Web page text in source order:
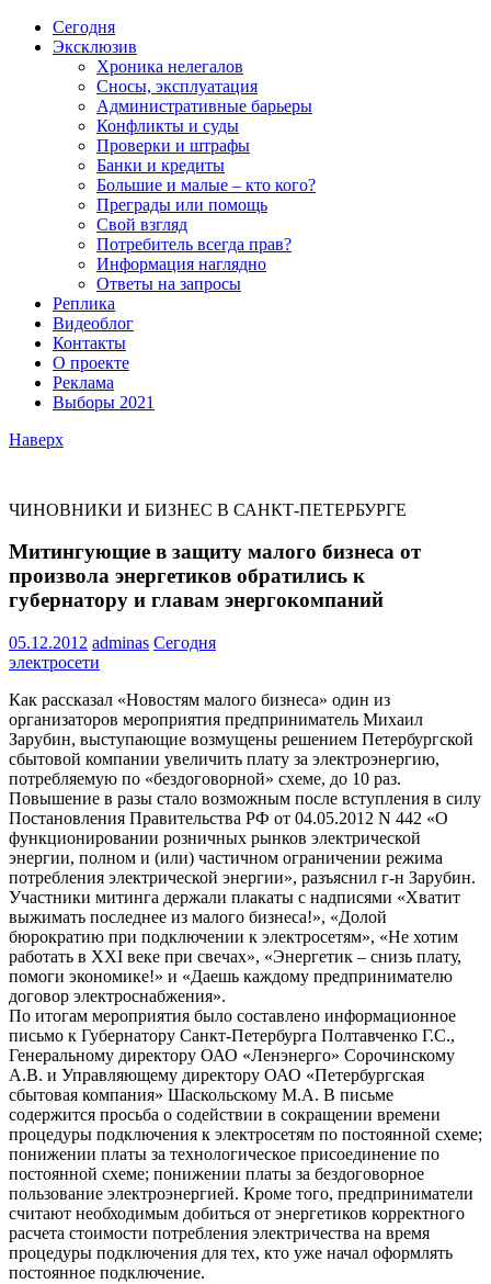
Сегодня
Эксклюзив
Хроника нелегалов
Сносы, эксплуатация
Административные барьеры
Конфликты и суды
Проверки и штрафы
Банки и кредиты
Большие и малые – кто кого?
Преграды или помощь
Свой взгляд
Потребитель всегда прав?
Информация наглядно
Ответы на запросы
Реплика
Видеоблог
Контакты
О проекте
Реклама
Выборы 2021
Наверх
ЧИНОВНИКИ И БИЗНЕС В САНКТ-ПЕТЕРБУРГЕ
Митингующие в защиту малого бизнеса от
произвола энергетиков обратились к
губернатору и главам энергокомпаний
05.12.2012 adminas Сегодня
электросети
Как рассказал «Новостям малого бизнеса» один из
организаторов мероприятия предприниматель Михаил
Зарубин, выступающие возмущены решением Петербургской
сбытовой компании увеличить плату за электроэнергию,
потребляемую по «бездоговорной» схеме, до 10 раз.
Повышение в разы стало возможным после вступления в силу
Постановления Правительства РФ от 04.05.2012 N 442 «О
функционировании розничных рынков электрической
энергии, полном и (или) частичном ограничении режима
потребления электрической энергии», разъяснил г-н Зарубин.
Участники митинга держали плакаты с надписями «Хватит
выжимать последнее из малого бизнеса!», «Долой
бюрократию при подключении к электросетям», «Не хотим
работать в XXI веке при свечах», «Энергетик – снизь плату,
помоги экономике!» и «Даешь каждому предпринимателю
договор электроснабжения».
По итогам мероприятия было составлено информационное
письмо к Губернатору Санкт-Петербурга Полтавченко Г.С.,
Генеральному директору ОАО «Ленэнерго» Сорочинскому
А.В. и Управляющему директору ОАО «Петербургская
сбытовая компания» Шаскольскому М.А. В письме
содержится просьба о содействии в сокращении времени
процедуры подключения к электросетям по постоянной схеме;
понижении платы за технологическое присоединение по
постоянной схеме; понижении платы за бездоговорное
пользование электроэнергией. Кроме того, предприниматели
считают необходимым добиться от энергетиков корректного
расчета стоимости потребления электричества на время
процедуры подключения для тех, кто уже начал оформлять
постоянное подключение.